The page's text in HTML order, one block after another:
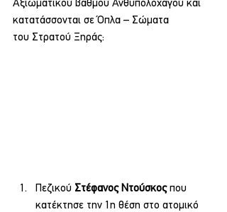
Αξιωματικού βαθμού Ανθυπολοχαγού και
κατατάσσονται σε Όπλα – Σώματα
του Στρατού Ξηράς:
Πεζικού Στέφανος Ντούσκος που
κατέκτησε την 1η θέση στο ατομικό